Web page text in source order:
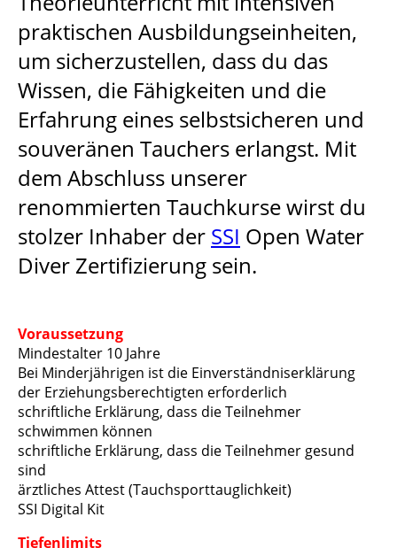
praktischen Ausbildungseinheiten,
um sicherzustellen, dass du das
Wissen, die Fähigkeiten und die
Erfahrung eines selbstsicheren und
souveränen Tauchers erlangst. Mit
dem Abschluss unserer
renommierten Tauchkurse wirst du
stolzer Inhaber der SSI Open Water
Diver Zertifizierung sein.
Voraussetzung
Mindestalter 10 Jahre
Bei Minderjährigen ist die Einverständniserklärung
der Erziehungsberechtigten erforderlich
schriftliche Erklärung, dass die Teilnehmer
schwimmen können
schriftliche Erklärung, dass die Teilnehmer gesund
sind
ärztliches Attest (Tauchsporttauglichkeit)
SSI Digital Kit
Tiefenlimits